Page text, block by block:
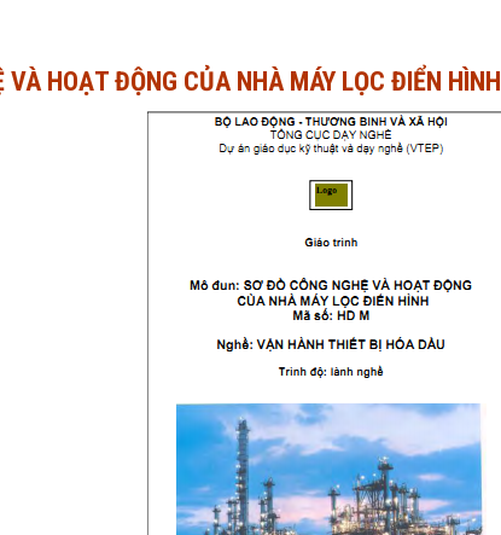
VÀ HOẠT ĐỘNG CỦA NHÀ MÁY LỌC ĐIỂN HÌNH